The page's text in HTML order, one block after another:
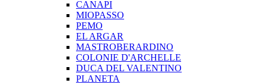
CANAPI
MIOPASSO
PEMO
EL ARGAR
MASTROBERARDINO
COLONIE D'ARCHELLE
DUCA DEL VALENTINO
PLANETA